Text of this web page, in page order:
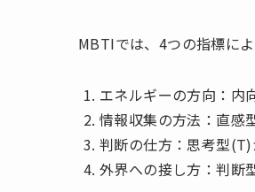
MBTIでは、4つの指標に
エネルギーの方向：内
情報収集の方法：直感
判断の仕方：思考型
外界への接し方：判断